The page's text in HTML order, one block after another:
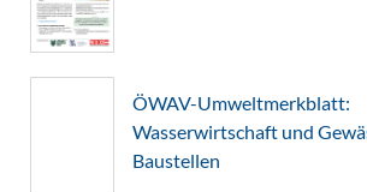
ÖWAV-Umweltmerkblatt:
Wasserwirtschaft und
Baustellen